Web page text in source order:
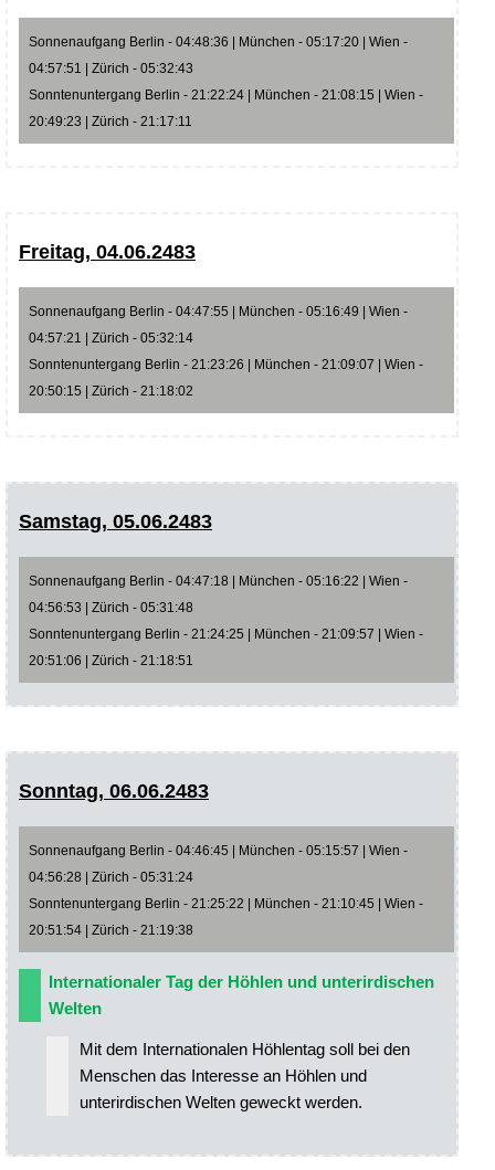
Sonnenaufgang Berlin - 04:48:36 | München - 05:17:20 | Wien -
04:57:51 | Zürich - 05:32:43
Sonntenuntergang Berlin - 21:22:24 | München - 21:08:15 | Wien -
20:49:23 | Zürich - 21:17:11
Freitag, 04.06.2483
Sonnenaufgang Berlin - 04:47:55 | München - 05:16:49 | Wien -
04:57:21 | Zürich - 05:32:14
Sonntenuntergang Berlin - 21:23:26 | München - 21:09:07 | Wien -
20:50:15 | Zürich - 21:18:02
Samstag, 05.06.2483
Sonnenaufgang Berlin - 04:47:18 | München - 05:16:22 | Wien -
04:56:53 | Zürich - 05:31:48
Sonntenuntergang Berlin - 21:24:25 | München - 21:09:57 | Wien -
20:51:06 | Zürich - 21:18:51
Sonntag, 06.06.2483
Sonnenaufgang Berlin - 04:46:45 | München - 05:15:57 | Wien -
04:56:28 | Zürich - 05:31:24
Sonntenuntergang Berlin - 21:25:22 | München - 21:10:45 | Wien -
20:51:54 | Zürich - 21:19:38
Internationaler Tag der Höhlen und unterirdischen
Welten
Mit dem Internationalen Höhlentag soll bei den
Menschen das Interesse an Höhlen und
unterirdischen Welten geweckt werden.